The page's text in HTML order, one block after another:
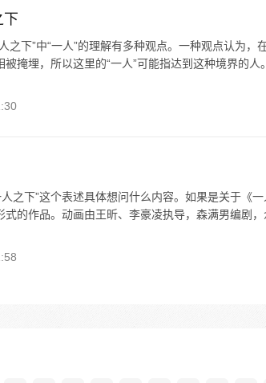
之下”中“一人”的理解有多种观点。一种观点认为，
掩埋，所以这里的“一人”可能指达到这种境界的人
之下”这个表述具体想问什么内容。如果是关于《
的作品。动画由王昕、李豪凌执导，森满男编剧